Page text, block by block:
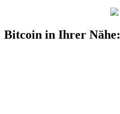
Bitcoin in Ihrer Nähe: